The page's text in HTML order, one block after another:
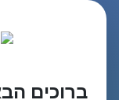
ברוכים